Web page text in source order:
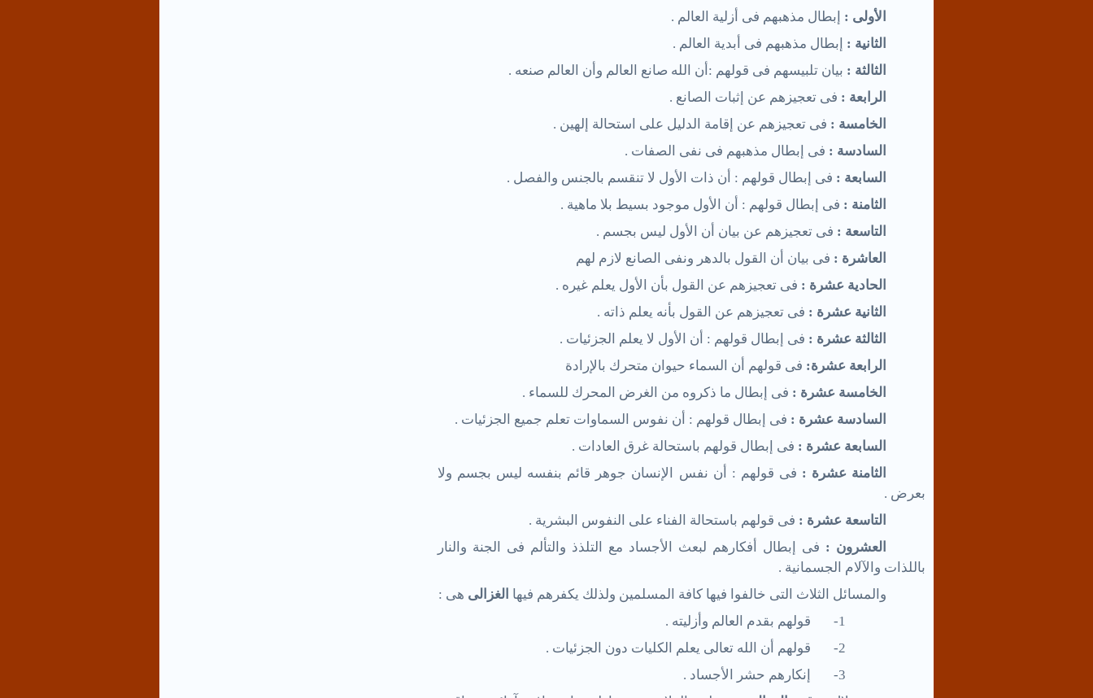
الأولى : إبطال مذهبهم فى أزلية العالم .
الثانية : إبطال مذهبهم فى أبدية العالم .
الثالثة : بيان تلبيسهم فى قولهم :أن الله صانع العالم وأن العالم صنعه .
الرابعة : فى تعجيزهم عن إثبات الصانع .
الخامسة : فى تعجيزهم عن إقامة الدليل على استحالة إلهين .
السادسة : فى إبطال مذهبهم فى نفى الصفات .
السابعة : فى إبطال قولهم : أن ذات الأول لا تنقسم بالجنس والفصل .
الثامنة : فى إبطال قولهم : أن الأول موجود بسيط بلا ماهية .
التاسعة : فى تعجيزهم عن بيان أن الأول ليس بجسم .
العاشرة : فى بيان أن القول بالدهر ونفى الصانع لازم لهم
الحادية عشرة : فى تعجيزهم عن القول بأن الأول يعلم غيره .
الثانية عشرة : فى تعجيزهم عن القول بأنه يعلم ذاته .
الثالثة عشرة : فى إبطال قولهم : أن الأول لا يعلم الجزئيات .
الرابعة عشرة: فى قولهم أن السماء حيوان متحرك بالإرادة
الخامسة عشرة : فى إبطال ما ذكروه من الغرض المحرك للسماء .
السادسة عشرة : فى إبطال قولهم : أن نفوس السماوات تعلم جميع الجزئيات .
السابعة عشرة : فى إبطال قولهم باستحالة غرق العادات .
الثامنة عشرة : فى قولهم : أن نفس الإنسان جوهر قائم بنفسه ليس بجسم ولا
بعرض .
التاسعة عشرة : فى قولهم باستحالة الفناء على النفوس البشرية .
العشرون : فى إبطال أفكارهم لبعث الأجساد مع التلذذ والتألم فى الجنة والنار
باللذات والآلام الجسمانية .
والمسائل الثلاث التى خالفوا فيها كافة المسلمين ولذلك يكفرهم فيها الغزالى هى :
1-
قولهم بقدم العالم وأزليته .
2-
قولهم أن الله تعالى يعلم الكليات دون الجزئيات .
3-
إنكارهم حشر الأجساد .